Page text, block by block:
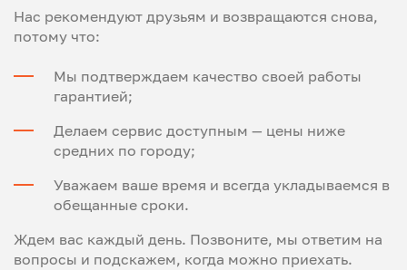
Нас рекомендуют друзьям и возвращаются снова,
потому что:
Мы подтверждаем качество своей работы
гарантией;
Делаем сервис доступным — цены ниже
средних по городу;
Уважаем ваше время и всегда укладываемся в
обещанные сроки.
Ждем вас каждый день. Позвоните, мы ответим на
вопросы и подскажем, когда можно приехать.